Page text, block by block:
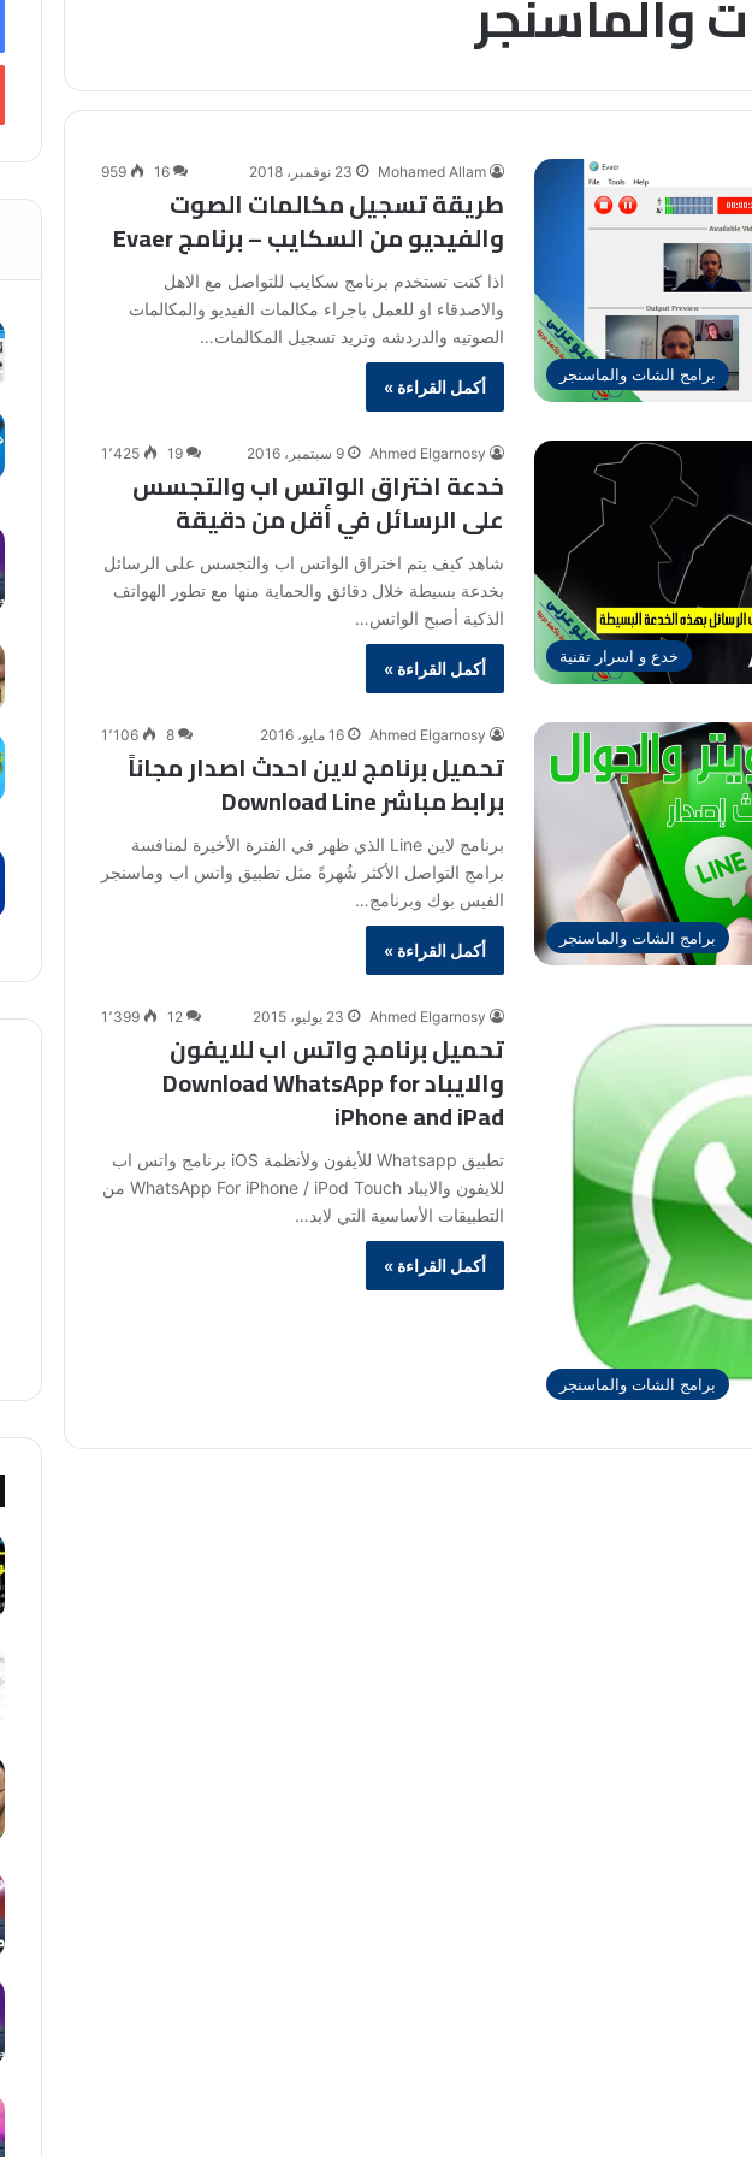
والماسنجر
برامج الشات والماسنجر
Mohamed Allam 23 نوفمبر، 2018 16
959
طريقة تسجيل مكالمات الصوت
والفيديو من السكايب – برنامج Evaer
اذا كنت تستخدم برنامج سكايب للتواصل مع الاهل
والاصدقاء او للعمل باجراء مكالمات الفيديو والمكالمات
الصوتيه والدردشه وتريد تسجيل المكالمات…
أكمل القراءة »
خدع و اسرار تقنية
Ahmed Elgarnosy 9 سبتمبر، 2016 19 1٬425
خدعة اختراق الواتس اب والتجسس
على الرسائل في أقل من دقيقة
شاهد كيف يتم اختراق الواتس اب والتجسس على الرسائل
بخدعة بسيطة خلال دقائق والحماية منها مع تطور الهواتف
الذكية أصبح الواتس…
أكمل القراءة »
برامج الشات والماسنجر
Ahmed Elgarnosy 16 مايو، 2016 8 1٬106
تحميل برنامج لاين احدث اصدار مجاناً
برابط مباشر Download Line
برنامج لاين Line الذي ظهر في الفترة الأخيرة لمنافسة
برامج التواصل الأكثر شُهرةً مثل تطبيق واتس اب وماسنجر
الفيس بوك وبرنامج…
أكمل القراءة »
برامج الشات والماسنجر
Ahmed Elgarnosy 23 يوليو، 2015 12 1٬399
تحميل برنامج واتس اب للايفون
والايباد Download WhatsApp for
iPhone and iPad
تطبيق Whatsapp للأيفون ولأنظمة iOS برنامج واتس اب
للايفون والايباد WhatsApp For iPhone / iPod Touch من
التطبيقات الأساسية التي لابد…
أكمل القراءة »